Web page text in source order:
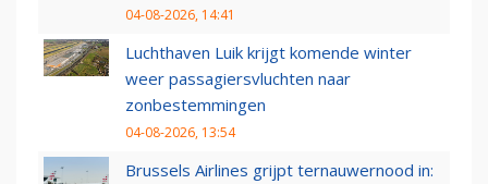
04-08-2026, 14:41
Luchthaven Luik krijgt komende winter
weer passagiersvluchten naar
zonbestemmingen
04-08-2026, 13:54
Brussels Airlines grijpt ternauwernood in: